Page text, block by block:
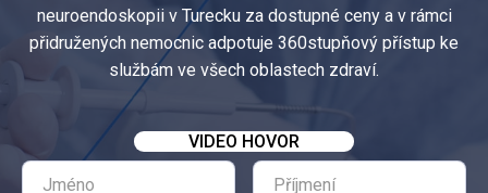
neuroendoskopii v Turecku za dostupné ceny a v rámci
přidružených nemocnic adpotuje 360stupňový přístup ke
službám ve všech oblastech zdraví.
VIDEO HOVOR